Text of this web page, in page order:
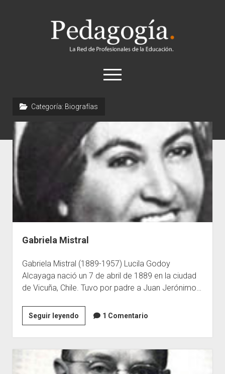
Pedagogía
abrir
el
Concepto
Entrevistas
Destacados
Biografías
Recursos
General
Categoría: Biografías
Gabriela Mistral
Gabriela Mistral (1889-1957) Lucila Godoy
Alcayaga nació un 7 de abril de 1889 en la ciudad
de Vicuña, Chile. Tuvo por padre a Juan Jerónimo…
Seguir leyendoGabriela
Mistral
1 Comentario